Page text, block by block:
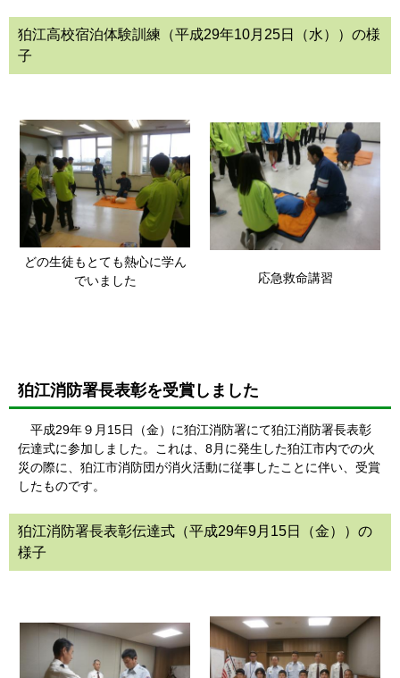
狛江高校宿泊体験訓練（平成29年10月25日（水））の様
子
どの生徒もとても熱心に学ん
でいました
応急救命講習
狛江消防署長表彰を受賞しました
平成29年９月15日（金）に狛江消防署にて狛江消防署長表彰
伝達式に参加しました。これは、8月に発生した狛江市内での火
災の際に、狛江市消防団が消火活動に従事したことに伴い、受賞
したものです。
狛江消防署長表彰伝達式（平成29年9月15日（金））の
様子